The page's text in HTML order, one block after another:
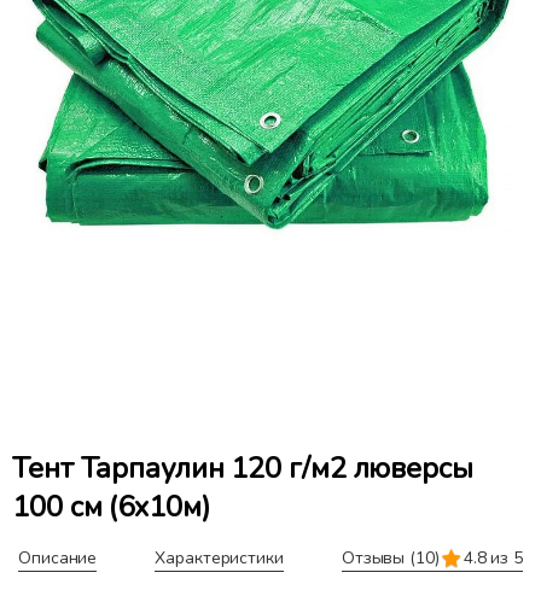
Тент Тарпаулин 120 г/м2 люверсы
100 см (6x10м)
Описание Характеристики Отзывы (10) 4.8 из 5